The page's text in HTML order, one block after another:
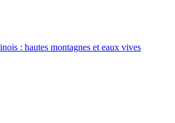
: hautes montagnes et eaux vives